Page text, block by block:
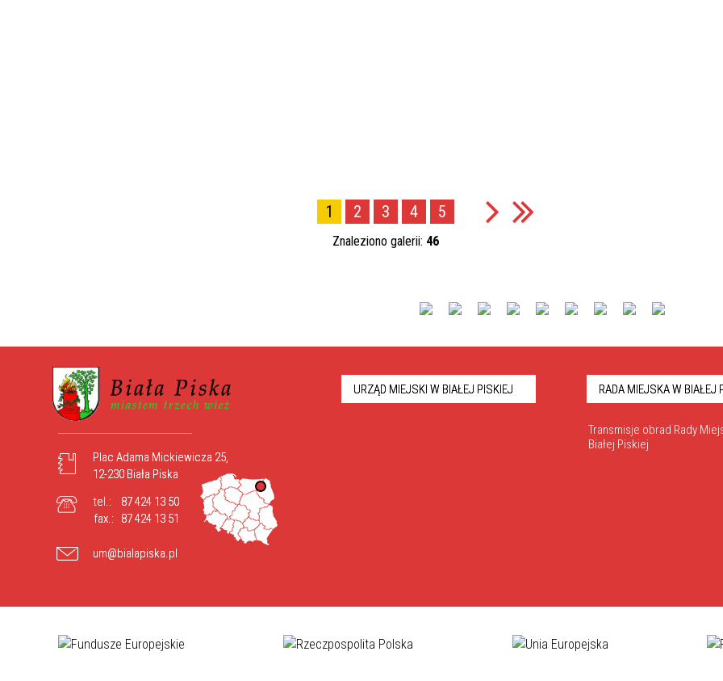
1 2 3 4 5
Znaleziono galerii: 46
Plac Adama Mickiewicza 25,
12-230 Biała Piska
tel.:
87 424 13 50
fax.: 87 424 13 51
um@bialapiska.pl
URZĄD MIEJSKI W BIAŁEJ PISKIEJ RADA MIEJSKA W BIAŁEJ
Transmisje obrad Rady
Białej Piskiej